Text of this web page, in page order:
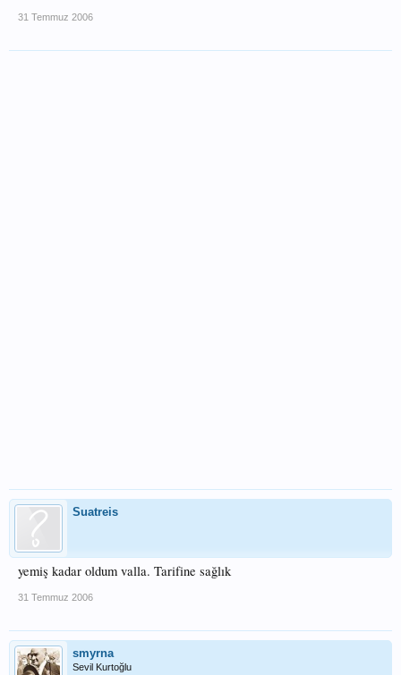
31 Temmuz 2006
Suatreis
yemiş kadar oldum valla. Tarifine sağlık
31 Temmuz 2006
smyrna
Sevil Kurtoğlu